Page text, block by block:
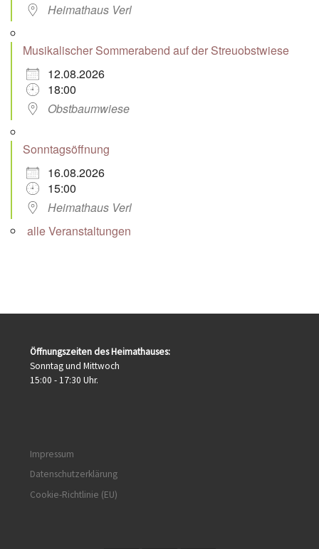
Heimathaus Verl
Musikalischer Sommerabend auf der Streuobstwiese
12.08.2026
18:00
Obstbaumwiese
Sonntagsöffnung
16.08.2026
15:00
Heimathaus Verl
alle Veranstaltungen
Öffnungszeiten des Heimathauses:
Sonntag und Mittwoch
15:00 - 17:30 Uhr.
Impressum
Datenschutzerklärung
Cookie-Richtlinie (EU)